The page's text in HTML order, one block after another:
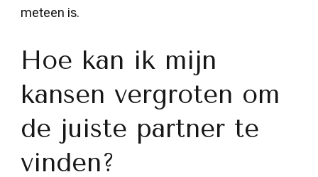
meteen is.
Hoe kan ik mijn
kansen vergroten om
de juiste partner te
vinden?